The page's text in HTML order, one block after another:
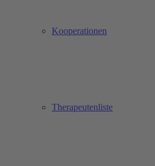
Kooperationen
Therapeutenliste